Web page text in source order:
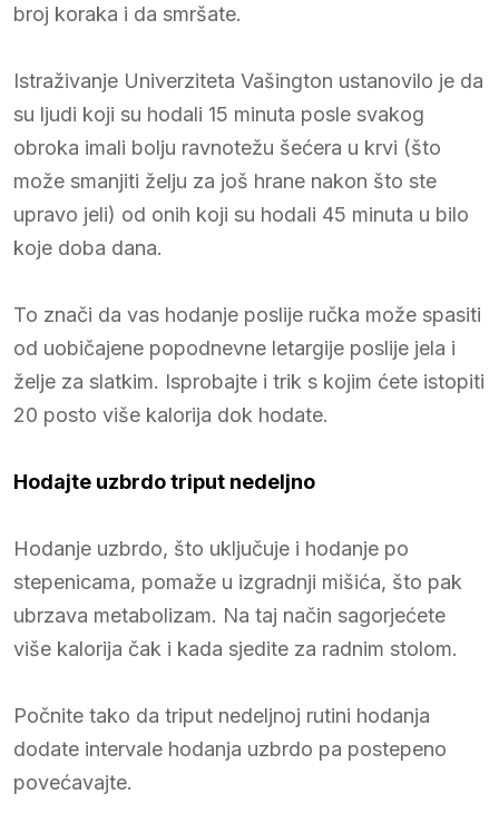
broj koraka i da smršate.
Istraživanje Univerziteta Vašington ustanovilo je da
su ljudi koji su hodali 15 minuta posle svakog
obroka imali bolju ravnotežu šećera u krvi (što
može smanjiti želju za još hrane nakon što ste
upravo jeli) od onih koji su hodali 45 minuta u bilo
koje doba dana.
To znači da vas hodanje poslije ručka može spasiti
od uobičajene popodnevne letargije poslije jela i
želje za slatkim. Isprobajte i trik s kojim ćete istopiti
20 posto više kalorija dok hodate.
Hodajte uzbrdo triput nedeljno
Hodanje uzbrdo, što uključuje i hodanje po
stepenicama, pomaže u izgradnji mišića, što pak
ubrzava metabolizam. Na taj način sagorjećete
više kalorija čak i kada sjedite za radnim stolom.
Počnite tako da triput nedeljnoj rutini hodanja
dodate intervale hodanja uzbrdo pa postepeno
povećavajte.